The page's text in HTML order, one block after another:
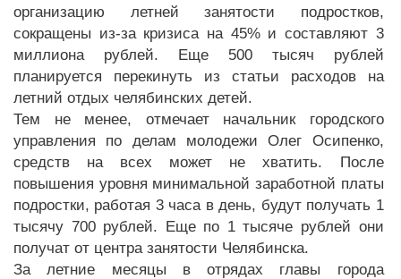
организацию летней занятости подростков,
сокращены из-за кризиса на 45% и составляют 3
миллиона рублей. Еще 500 тысяч рублей
планируется перекинуть из статьи расходов на
летний отдых челябинских детей.
Тем не менее, отмечает начальник городского
управления по делам молодежи Олег Осипенко,
средств на всех может не хватить. После
повышения уровня минимальной заработной платы
подростки, работая 3 часа в день, будут получать 1
тысячу 700 рублей. Еще по 1 тысяче рублей они
получат от центра занятости Челябинска.
За летние месяцы в отрядах главы города